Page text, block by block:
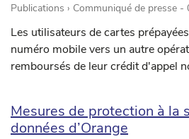
Publications › Communiqué de presse -
Les utilisateurs de cartes
numéro mobile vers un autre
remboursés de leur crédit d'appel
Mesures de protection à la
données d’Orange